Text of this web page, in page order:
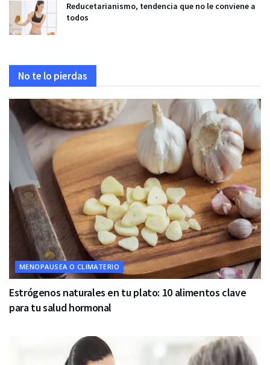
Reducetarianismo, tendencia que no le conviene a
todos
No te lo pierdas
MENOPAUSEA O CLIMATERIO
Estrógenos naturales en tu plato: 10 alimentos clave
para tu salud hormonal